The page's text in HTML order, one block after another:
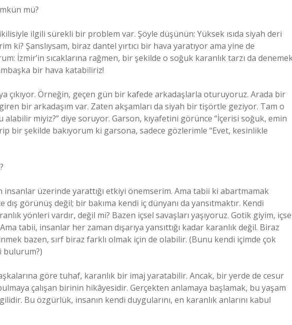
mü?
ilgili sürekli bir problem var. Şöyle düşünün: Yüksek ısıda siyah deri
ki? Şanslıysam, biraz dantel yırtıcı bir hava yaratıyor ama yine de
İzmir’in sıcaklarına rağmen, bir şekilde o soğuk karanlık tarzı da
bir hava katabiliriz!
çıkıyor. Örneğin, geçen gün bir kafede arkadaşlarla oturuyoruz. Arada bir
bir arkadaşım var. Zaten akşamları da siyah bir tişörtle geziyor. Tam o
alabilir miyiz?” diye soruyor. Garson, kıyafetini görünce “İçerisi soğuk, emin
bir şekilde bakıyorum ki garsona, sadece gözlerimle “Evet, kesinlikle
insanlar üzerinde yarattığı etkiyi önemserim. Ama tabii ki abartmamak
dış görünüş değil; bir bakıma kendi iç dünyanı da yansıtmaktır. Kendi
yönleri vardır, değil mi? Bazen içsel savaşları yaşıyoruz. Gotik giyim,
tabii, insanlar her zaman dışarıya yansıttığı kadar karanlık değil. Biraz
bazen, sırf biraz farklı olmak için de olabilir. (Bunu kendi içimde çok
bulurum?)
göre tuhaf, karanlık bir imaj yaratabilir. Ancak, bir yerde de cesur
çalışan birinin hikâyesidir. Gerçekten anlamaya başlamak, bu yaşam
Bu özgürlük, insanın kendi duygularını, en karanlık anlarını kabul